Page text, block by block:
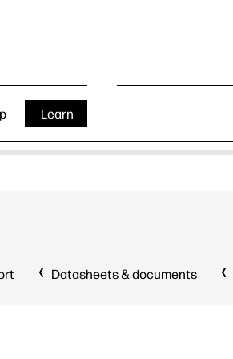
Learn
Datasheets & documents